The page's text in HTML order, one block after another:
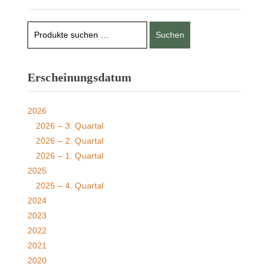
Suchen
Erscheinungsdatum
2026
2026 – 3. Quartal
2026 – 2. Quartal
2026 – 1. Quartal
2025
2025 – 4. Quartal
2024
2023
2022
2021
2020